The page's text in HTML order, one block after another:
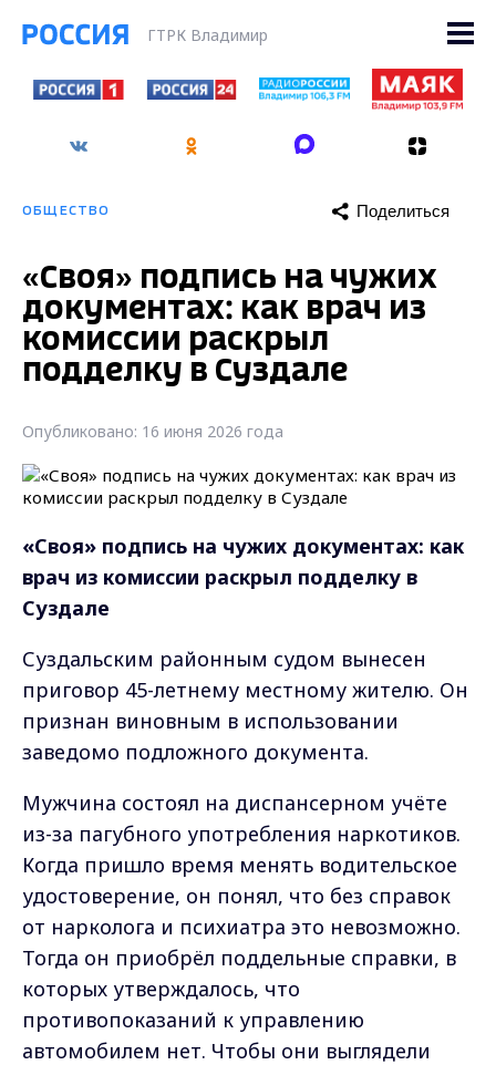
ГТРК Владимир
ОБЩЕСТВО Поделиться
«Своя» подпись на чужих
документах: как врач из
комиссии раскрыл
подделку в Суздале
Опубликовано: 16 июня 2026 года
«Своя» подпись на чужих документах: как
врач из комиссии раскрыл подделку в
Суздале
Суздальским районным судом вынесен
приговор 45-летнему местному жителю. Он
признан виновным в использовании
заведомо подложного документа.
Мужчина состоял на диспансерном учёте
из-за пагубного употребления наркотиков.
Когда пришло время менять водительское
удостоверение, он понял, что без справок
от нарколога и психиатра это невозможно.
Тогда он приобрёл поддельные справки, в
которых утверждалось, что
противопоказаний к управлению
автомобилем нет. Чтобы они выглядели